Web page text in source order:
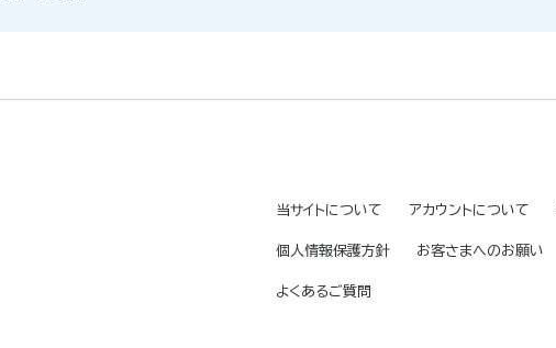
当サイトについて アカウントについて
個人情報保護方針 お客さまへのお願い
よくあるご質問